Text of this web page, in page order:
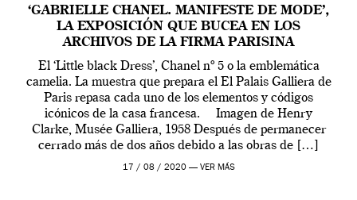
‘GABRIELLE CHANEL. MANIFESTE DE MODE’,
LA EXPOSICIÓN QUE BUCEA EN LOS
ARCHIVOS DE LA FIRMA PARISINA
El ‘Little black Dress’, Chanel nº 5 o la emblemática
camelia. La muestra que prepara el El Palais Galliera de
Paris repasa cada uno de los elementos y códigos
icónicos de la casa francesa. Imagen de Henry
Clarke, Musée Galliera, 1958 Después de permanecer
cerrado más de dos años debido a las obras de […]
17 / 08 / 2020 — VER MÁS